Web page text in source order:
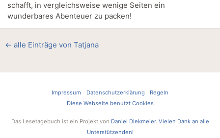
schafft, in vergleichsweise wenige Seiten ein
wunderbares Abenteuer zu packen!
← alle Einträge von Tatjana
Impressum Datenschutzerklärung
Regeln
Diese Webseite benutzt Cookies
Das Lesetagebuch ist ein Projekt von Daniel Diekmeier. Vielen Dank an alle
Unterstützenden!